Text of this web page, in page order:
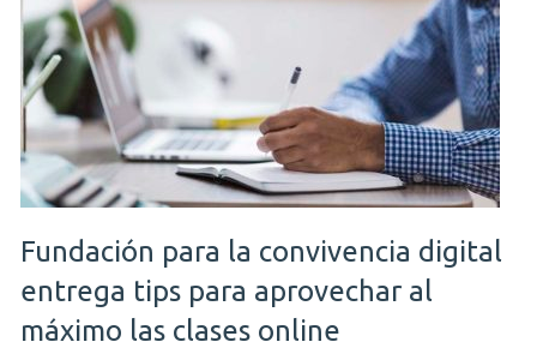
Fundación para la convivencia digital
entrega tips para aprovechar al
máximo las clases online